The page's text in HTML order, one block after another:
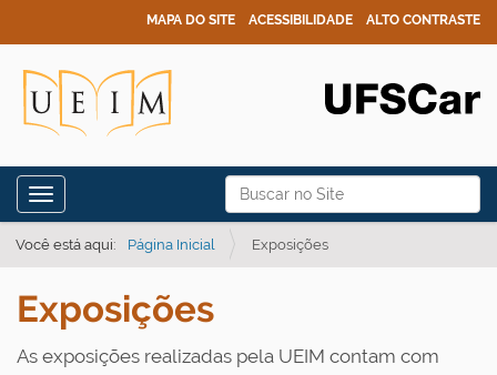
Busca
Busca Avançada…
MAPA DO SITE ACESSIBILIDADE ALTO CONTRASTE
Toggle navigation
Você está aqui: Página Inicial Exposições
Exposições
As exposições realizadas pela UEIM contam com